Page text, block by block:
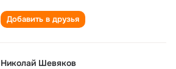
Добавить в друзья
Николай Шевяков